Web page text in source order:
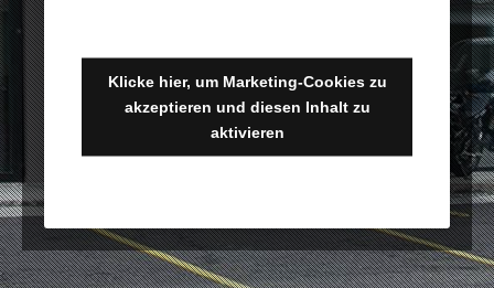
Klicke hier, um Marketing-Cookies zu
akzeptieren und diesen Inhalt zu
aktivieren